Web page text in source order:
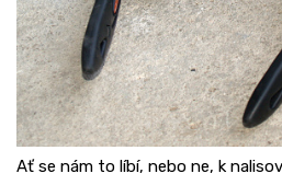
Ať se nám to líbí, nebo ne, k